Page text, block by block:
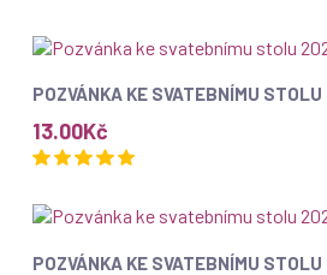
POZVÁNKA KE SVATEBNÍMU
13.00Kč
POZVÁNKA KE SVATEBNÍMU